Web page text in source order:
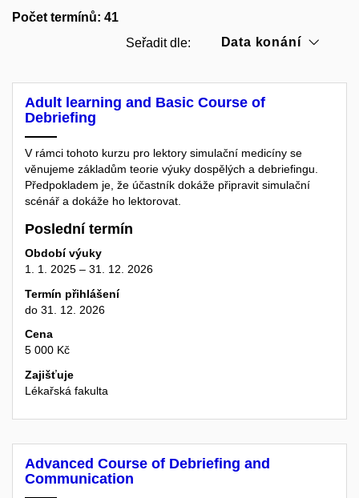
Počet termínů: 41
Seřadit dle:
Data konání
Adult learning and Basic Course of
Debriefing
V rámci tohoto kurzu pro lektory simulační medicíny se
věnujeme základům teorie výuky dospělých a debriefingu.
Předpokladem je, že účastník dokáže připravit simulační
scénář a dokáže ho lektorovat.
Poslední termín
Období výuky
1. 1. 2025 – 31. 12. 2026
Termín přihlášení
do 31. 12. 2026
Cena
5 000 Kč
Zajišťuje
Lékařská fakulta
Advanced Course of Debriefing and
Communication